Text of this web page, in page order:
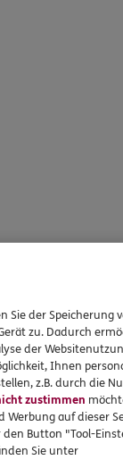
Sie der Speicherung
zu. Dadurch
der
Ihnen
z.B. durch die
zustimmen
Werbung auf dieser
Button "Tool-
Sie unter